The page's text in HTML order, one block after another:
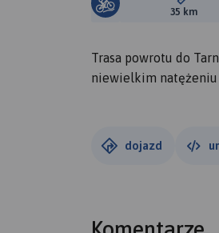
35 km
Trasa powrotu do
niewielkim natężeniu
dojazd